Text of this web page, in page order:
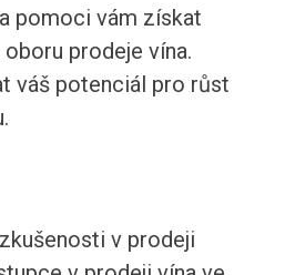
pomoci vám získat
prodeje vína.
váš potenciál pro růst
v prodeji